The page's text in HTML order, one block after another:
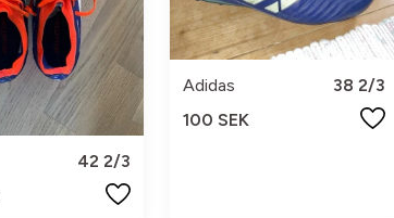
42 2/3
Adidas
38 2/3
100 SEK